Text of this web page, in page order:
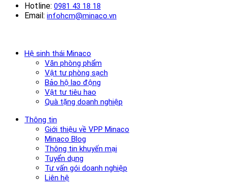
Hotline: 0981 43 18 18
Email: infohcm@minaco.vn
Hệ sinh thái Minaco
Văn phòng phẩm
Vật tư phòng sạch
Bảo hộ lao động
Vật tư tiêu hao
Quà tặng doanh nghiệp
Thông tin
Giới thiệu về VPP Minaco
Minaco Blog
Thông tin khuyến mại
Tuyển dụng
Tư vấn gói doanh nghiệp
Liên hệ